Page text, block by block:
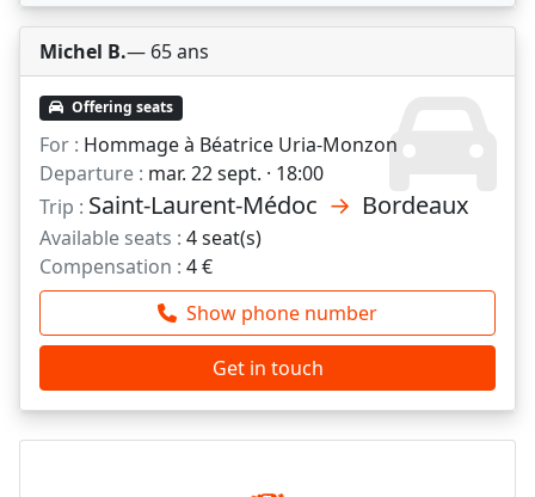
Michel B.— 65 ans
Offering seats
For : Hommage à Béatrice Uria-Monzon
Departure : mar. 22 sept. · 18:00
Trip : Saint-Laurent-Médoc → Bordeaux
Available seats : 4 seat(s)
Compensation : 4 €
Show phone number
Get in touch